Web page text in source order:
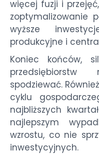
więcej fuzji i
zoptymalizowanie
wyższe
produkcyjne i
Koniec końców,
spodziewać.
cyklu
najbliższych
najlepszym
wzrostu, co nie
inwestycyjnych.